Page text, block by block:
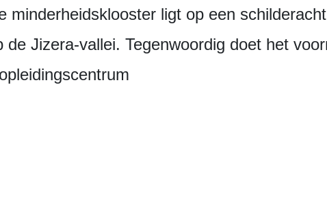
minderheidsklooster ligt op een
de Jizera-vallei. Tegenwoordig doet het